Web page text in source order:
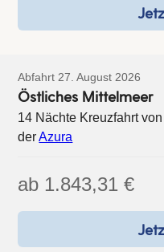
Abfahrt 27. August 2026
Östliches Mittelmeer
14 Nächte Kreuzfahrt
derAzura
ab 1.843,31 €